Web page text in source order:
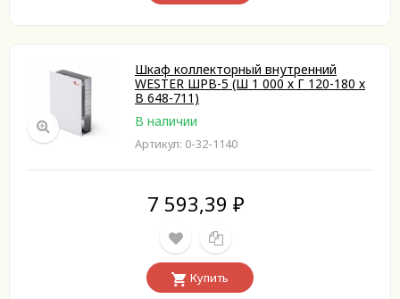
Шкаф коллекторный внутренний
WESTER ШРВ-5 (Ш 1 000 х Г 120-180 х
В 648-711)
В наличии
Артикул: 0-32-1140
7 593,39 ₽
Купить